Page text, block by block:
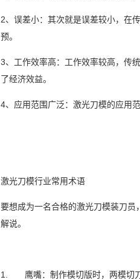
2、误差小：其次就是误差较小，在
预。
3、工作效率高：工作效率较高，传
了经济效益。
4、应用范围广泛：激光刀模的应用
激光刀模行业常用术语
要想成为一名合格的激光刀模装刀
解说。
1. 鹰嘴：制作模切版时，两模切刀